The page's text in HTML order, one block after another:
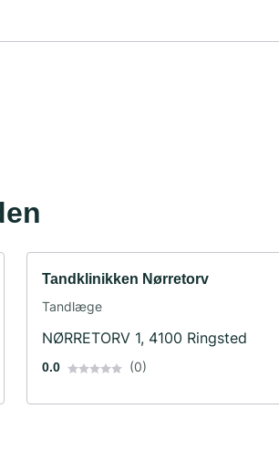
Tandklinikken Nørretorv
Tandlæge
NØRRETORV 1, 4100 Ringsted
0.0 (0)